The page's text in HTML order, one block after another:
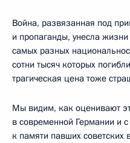
Война, развязанная под
и пропаганды, унесла
самых разных
сотни тысяч которых
трагическая цена тоже
Мы видим, как оценивают
в современной Германии и
к памяти павших